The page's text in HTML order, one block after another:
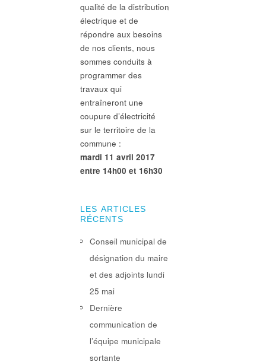
qualité de la distribution
électrique et de
répondre aux besoins
de nos clients, nous
sommes conduits à
programmer des
travaux qui
entraîneront une
coupure d’électricité
sur le territoire de la
commune :
mardi 11 avril 2017
entre 14h00 et 16h30
LES ARTICLES
RÉCENTS
Conseil municipal de
désignation du maire
et des adjoints lundi
25 mai
Dernière
communication de
l’équipe municipale
sortante